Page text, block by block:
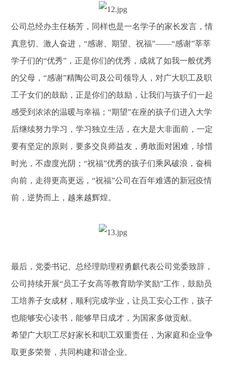
公司总经办主任杨芳，同样也是一名学子的家长发言，情
真意切、激人奋进，“感谢、期望、祝福”——“感谢”莘莘
学子们的“优秀”，正是你们的优秀，成就了如我一般优秀
的父母，“感谢”精陶公司及公司领导人，对广大职工及职
工子女们的鼓励，正是你们的鼓励，让我们与孩子们一起
感受到浓浓的温暖与幸福；“期望”在座的孩子们进入大学
后继续努力学习，学习独立生活，在大是大非面前，一定
要有坚定的原则，要多交良师益友，勇敢面对困难，珍惜
时光，不虚度光阴；“祝福”优秀的孩子们乘风破浪，奋楫
向前，走得更高更远，“祝福”公司在百年难遇的新冠疫情
前，逆势而上，越来越辉煌。
最后，党委书记、总经理助理程勇麒代表公司党委致辞，
公司持续开展“员工子女高等教育助学奖励”工作，鼓励员
工培养子女成材，顺利完成学业，让员工安心工作，孩子
也能够安心读书，能够早日成才，为国家多做贡献。
希望广大职工尽好家长和职工双重责任，为家庭和企业争
取更多荣誉，共同构建和谐企业。